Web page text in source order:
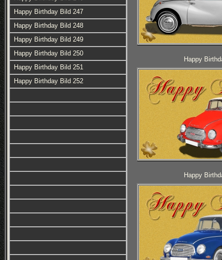
Happy Birthday Bild 247
Happy Birthday Bild 248
Happy Birthday Bild 249
Happy Birthday Bild 250
Happy Birthday Bild 251
Happy Birthday Bild 252
Happy
Happy